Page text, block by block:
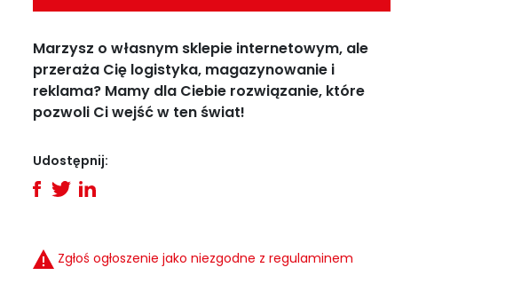
Marzysz o własnym sklepie internetowym, ale
przeraża Cię logistyka, magazynowanie i
reklama? Mamy dla Ciebie rozwiązanie, które
pozwoli Ci wejść w ten świat!
Udostępnij:
Zgłoś ogłoszenie jako niezgodne z regulaminem